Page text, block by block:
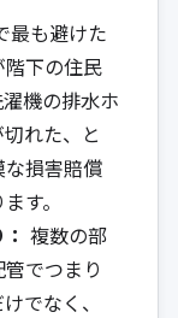
最も避けた
下の住民
機の排水ホ
れた、と
損害賠償
す。
複数の部
でつまり
でなく、